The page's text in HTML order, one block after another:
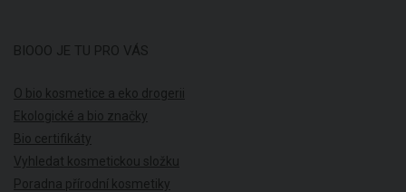
BIOOO JE TU PRO VÁS
O bio kosmetice a eko drogerii
Ekologické a bio značky
Bio certifikáty
Vyhledat kosmetickou složku
Poradna přírodní kosmetiky